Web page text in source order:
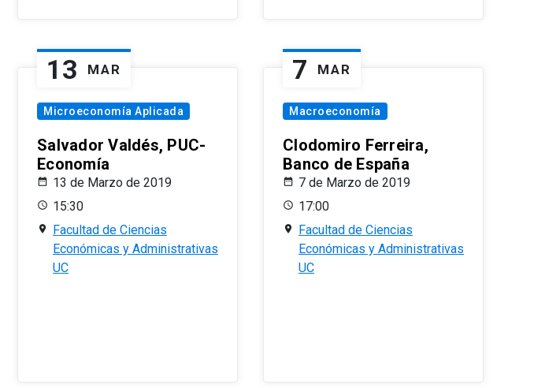
13 MAR
Microeconomía Aplicada
Salvador Valdés, PUC-
Economía
13 de Marzo de 2019
15:30
Facultad de Ciencias
Económicas y Administrativas
UC
7 MAR
Macroeconomía
Clodomiro Ferreira,
Banco de España
7 de Marzo de 2019
17:00
Facultad de Ciencias
Económicas y Administrativas
UC